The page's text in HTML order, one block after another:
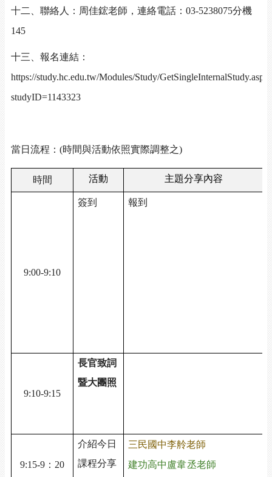
十二、聯絡人：周佳鋐老師，連絡電話： 03-5238075分機
145
十三、報名連結：
https://study.hc.edu.tw/Modules/Study/
studyID=1143323
當日流程： (時間與活動依照實際調整之)
時間 活動 主題分享內容
9:00-9:10
簽到 報到
9:10-9:15
長官致詞
暨大團照
9:15-9 ： 20
介紹今日
課程分享
三民國中李舲老師
建功高中 盧韋丞老師